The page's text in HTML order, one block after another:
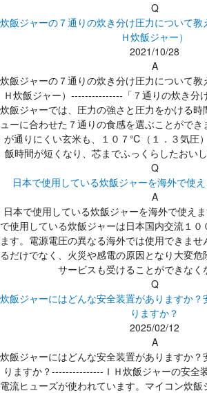
Q
炊飯ジャーの７通りの炊き分け圧力について教
Ｈ炊飯ジャー）
2021/10/28
A
炊飯ジャーの７通りの炊き分け圧力について教
Ｈ炊飯ジャー）---------------「７通りの炊き分
炊飯ジャーでは、圧力の強さと圧力をかける
ューに合わせた７通りの食感を選ぶことがで
が通りにくい玄米も、１０７℃（１．３気圧
飯時間が短くなり、芯までふっくらしたおい
Q
日本で使用している炊飯ジャーを海外で使
A
日本で使用している炊飯ジャーを海外で使え
で使用している炊飯ジャーは日本国内交流１
ます。電源電圧の異なる海外では使用できま
るだけでなく、火災や感電の原因となり大変
サービスも受けることができなく
Q
炊飯ジャーにはどんな安全装置がありますか
りますか？
2025/02/12
A
炊飯ジャーにはどんな安全装置がありますか
りますか？---------------ＩＨ炊飯ジャーの安全
電流ヒューズが使われています。マイコン炊